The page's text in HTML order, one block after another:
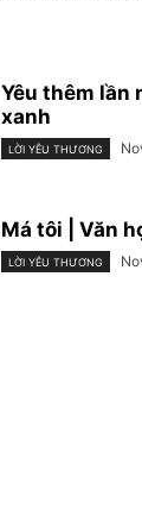
Yêu thêm lần
xanh
LỜI YÊU THƯƠNG
Má tôi | Văn
LỜI YÊU THƯƠNG